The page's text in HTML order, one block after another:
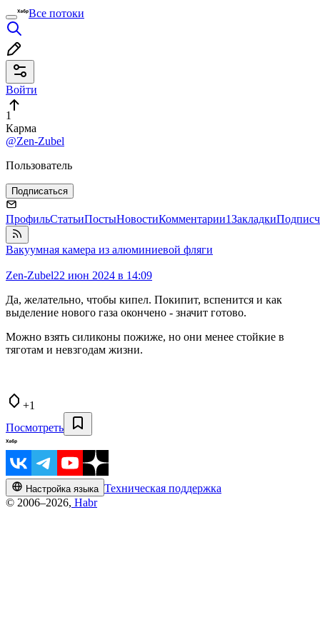
Все потоки
Войти
1
Карма
@Zen-Zubel
Пользователь
Подписаться
ПрофильСтатьиПостыНовостиКомментарии1Закладки
Вакуумная камера из алюминиевой фляги
Zen-Zubel22 июн 2024 в 14:09
Да, желательно, чтобы кипел. Покипит, вспенится и как
выделение нового газа окончено - значит готово.
Можно взять силиконы пожиже, но они менее стойкие в
тяготам и невзгодам жизни.
+1
Посмотреть
Настройка языка Техническая поддержка
© 2006–2026, Habr